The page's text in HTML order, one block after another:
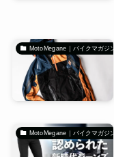
MotoMegane｜バイクマガジン
MotoMegane｜バイクマガジン